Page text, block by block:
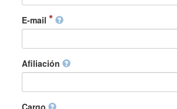
E-mail
Afiliación
Cargo